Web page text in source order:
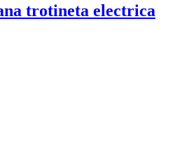
trotineta electrica